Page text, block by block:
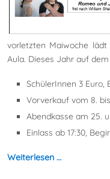
vorletzten Maiwoche
Aula. Dieses Jahr auf
SchülerInnen 3 Euro,
Vorverkauf vom 8.
Abendkasse am 25.
Einlass ab 17:30,
Weiterlesen …